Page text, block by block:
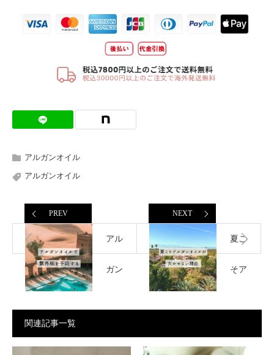
アルガンオイル
アルガンオイル
PREV
アル
ガン
NEXT
夏こ
そア
関連記事一覧